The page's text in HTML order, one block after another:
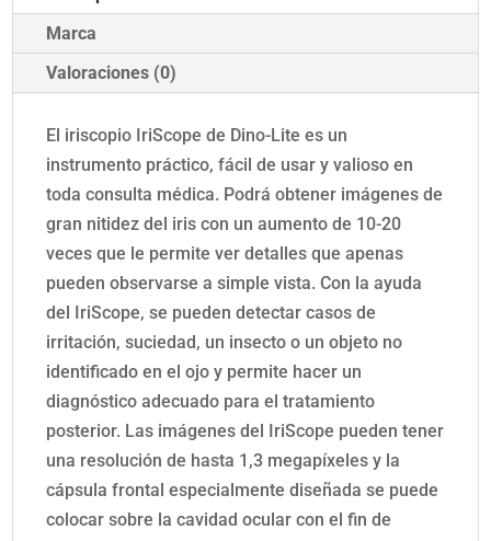
Marca
Valoraciones (0)
El iriscopio IriScope de Dino-Lite es un
instrumento práctico, fácil de usar y valioso en
toda consulta médica. Podrá obtener imágenes de
gran nitidez del iris con un aumento de 10-20
veces que le permite ver detalles que apenas
pueden observarse a simple vista. Con la ayuda
del IriScope, se pueden detectar casos de
irritación, suciedad, un insecto o un objeto no
identificado en el ojo y permite hacer un
diagnóstico adecuado para el tratamiento
posterior. Las imágenes del IriScope pueden tener
una resolución de hasta 1,3 megapíxeles y la
cápsula frontal especialmente diseñada se puede
colocar sobre la cavidad ocular con el fin de